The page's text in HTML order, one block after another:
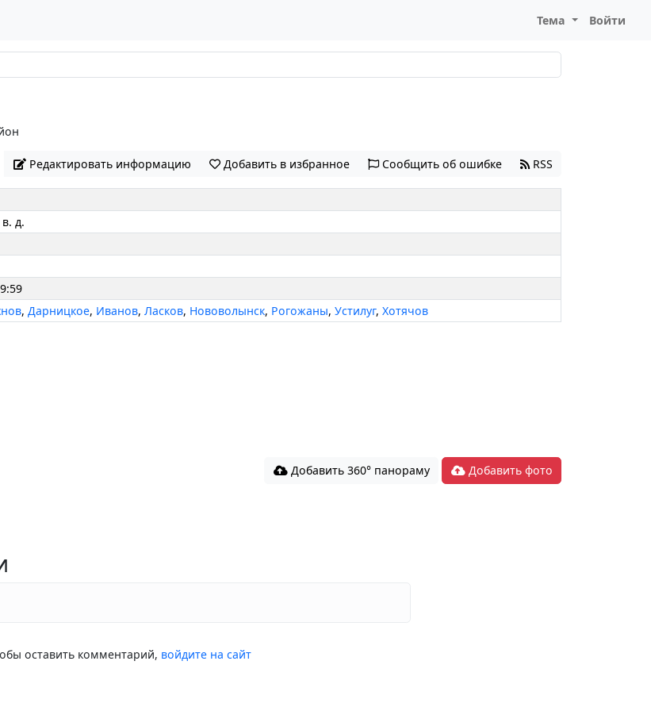
Тема Войти
Редактировать информацию Добавить в избранное Сообщить об ошибке RSS
д.
,Дарницкое, Иванов,Ласков, Нововолынск, Рогожаны,Устилуг,Хотячов
Добавить 360° панораму Добавить фото
оставить комментарий, войдите на сайт